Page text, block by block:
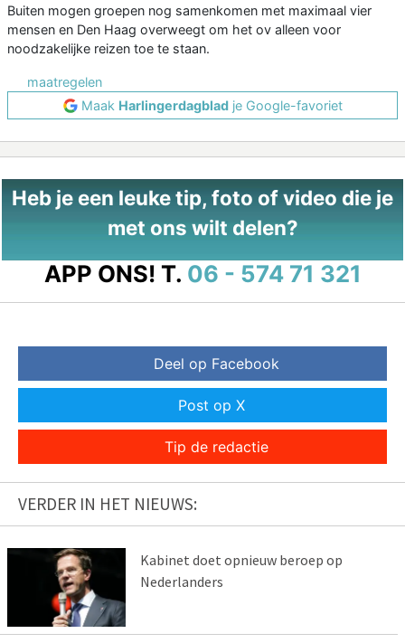
Buiten mogen groepen nog samenkomen met maximaal vier
mensen en Den Haag overweegt om het ov alleen voor
noodzakelijke reizen toe te staan.
maatregelen
Maak Harlingerdagbladje Google-favoriet
Heb je een leuke tip, foto of video die je
met ons wilt delen?
APP ONS! T. 06 - 574 71 321
Deel op Facebook
Post op X
Tip de redactie
VERDER IN HET NIEUWS:
Kabinet doet opnieuw beroep op
Nederlanders